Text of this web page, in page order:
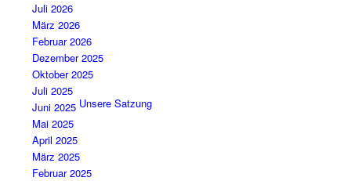
Unsere Satzung
Juli 2026
März 2026
Februar 2026
Dezember 2025
Oktober 2025
Juli 2025
Juni 2025
Mai 2025
April 2025
März 2025
Februar 2025